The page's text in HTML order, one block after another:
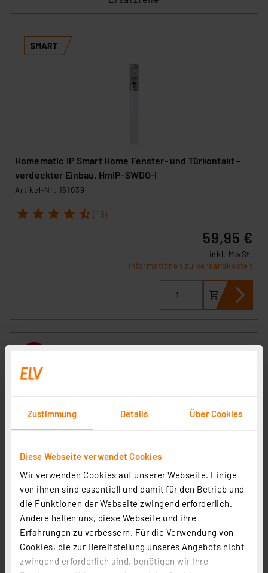
Zustimmung Details Über Cookies
Diese Webseite verwendet Cookies
Wir verwenden Cookies auf unserer Webseite. Einige
von ihnen sind essentiell und damit für den Betrieb und
die Funktionen der Webseite zwingend erforderlich.
Andere helfen uns, diese Webseite und ihre
Erfahrungen zu verbessern. Für die Verwendung von
Cookies, die zur Bereitstellung unseres Angebots nicht
zwingend erforderlich sind, benötigen wir Ihre
Homematic IP Smart Home Fenster- und Türkontakt –
verdeckter Einbau, HmIP-SWDO-I
Artikel-Nr. 151039
1 2 3 4 5 (15)
59,95 €
inkl. MwSt.
Informationen zu Versandkosten
Homematic IP Smart Home 3er-Set Fenster- und
Türkontakt HmIP-SWDO-2, optisch
Artikel-Nr. 144959
2 (52)
99,85 €